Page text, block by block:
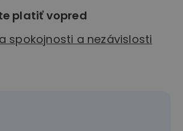
platiť vopred
spokojnosti a nezávislosti